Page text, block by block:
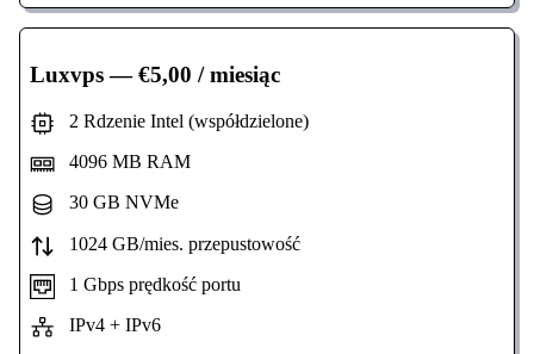
Luxvps— €5,00 / miesiąc
2 Rdzenie Intel (współdzielone)
4096 MB RAM
30 GB NVMe
1024 GB/mies. przepustowość
1 Gbps prędkość portu
IPv4 + IPv6